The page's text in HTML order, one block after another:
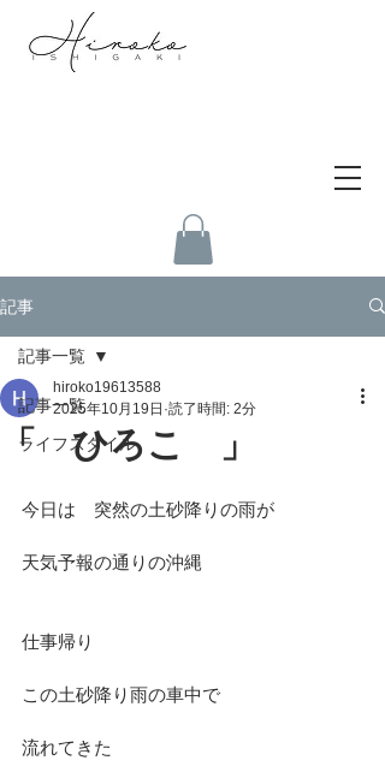
記事
記事一覧
ライフスタイル
記事一覧
「 ひろこ 」
hiroko19613588
2025年10月19日 読了時間: 2分
今日は　突然の土砂降りの雨が
天気予報の通りの沖縄
仕事帰り
この土砂降り雨の車中で
流れてきた